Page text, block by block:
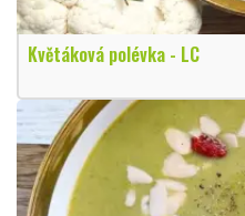
Květáková polévka - LC